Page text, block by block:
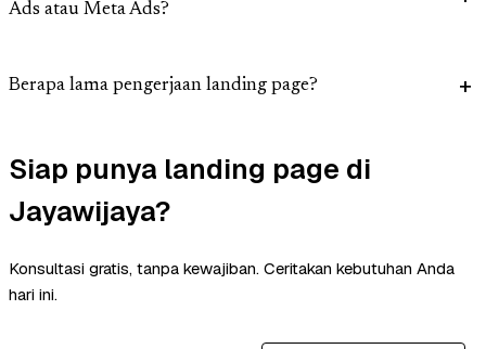
Ads atau Meta Ads?
Berapa lama pengerjaan landing page?
Siap punya landing page di
Jayawijaya?
Konsultasi gratis, tanpa kewajiban. Ceritakan kebutuhan Anda
hari ini.